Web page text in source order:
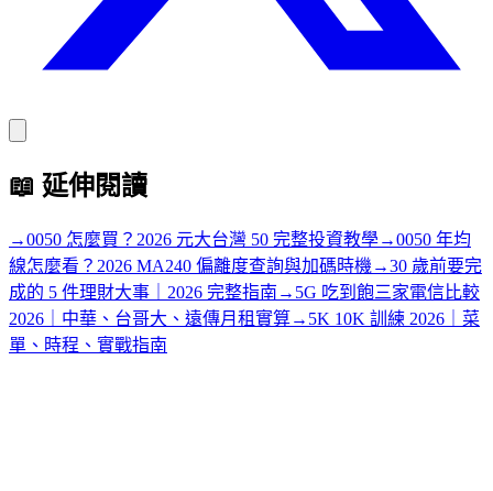
📖 延伸閱讀
→0050 怎麼買？2026 元大台灣 50 完整投資教學→0050 年均
線怎麼看？2026 MA240 偏離度查詢與加碼時機 →30 歲前要完
成的 5 件理財大事｜2026 完整指南 → 5G 吃到飽三家電信比較
2026｜中華、台哥大、遠傳月租實算→ 5K 10K 訓練 2026｜菜
單、時程、實戰指南